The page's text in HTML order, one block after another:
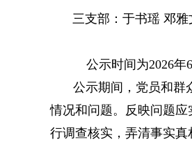
三支部：于书瑶 邓
公示时间为2026年6
公示期间，党员和群
情况和问题。反映问题
行调查核实，弄清事实真